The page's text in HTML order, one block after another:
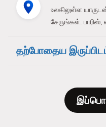
உலகிலுள்ள
சேருங்கள்.
தற்போதைய